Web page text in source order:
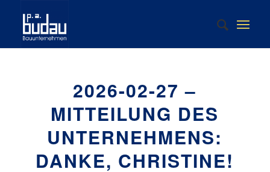
2026-02-27 –
MITTEILUNG DES
UNTERNEHMENS:
DANKE, CHRISTINE!